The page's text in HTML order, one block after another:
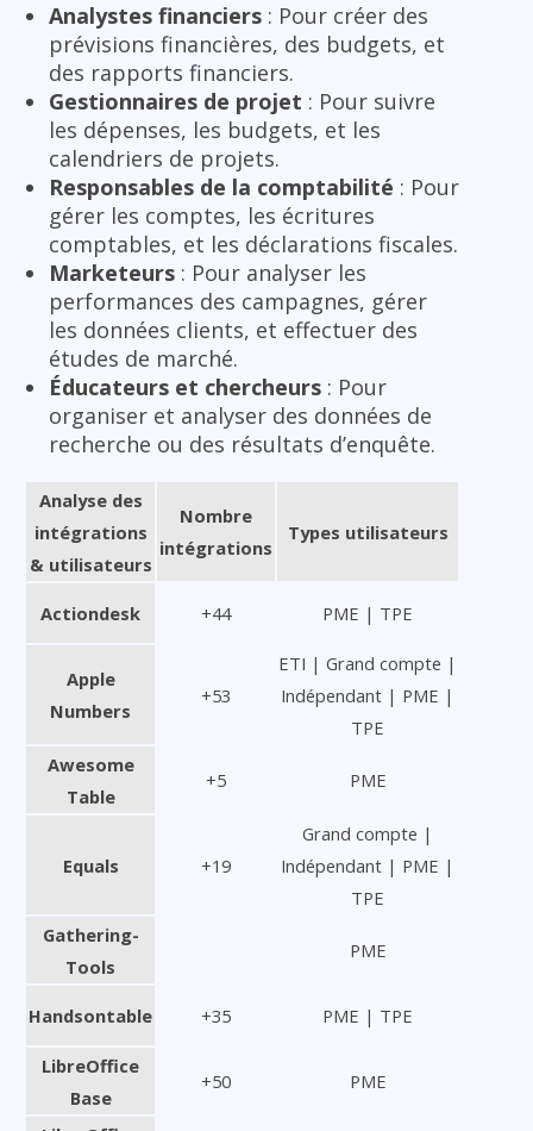
Analystes financiers : Pour créer des
prévisions financières, des budgets, et
des rapports financiers.
Gestionnaires de projet : Pour suivre
les dépenses, les budgets, et les
calendriers de projets.
Responsables de la comptabilité : Pour
gérer les comptes, les écritures
comptables, et les déclarations fiscales.
Marketeurs : Pour analyser les
performances des campagnes, gérer
les données clients, et effectuer des
études de marché.
Éducateurs et chercheurs : Pour
organiser et analyser des données de
recherche ou des résultats d’enquête.
Analyse des
intégrations
& utilisateurs
Nombre
intégrations
Types utilisateurs
Actiondesk +44 PME | TPE
Apple
Numbers
+53
ETI | Grand compte |
Indépendant | PME |
TPE
Awesome
Table
+5 PME
Equals +19
Grand compte |
Indépendant | PME |
TPE
Gathering-
Tools
PME
Handsontable +35 PME | TPE
LibreOffice
Base
+50 PME